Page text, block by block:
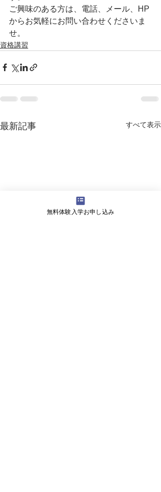
ご興味のある方は、電話、メール、HP
からお気軽にお問い合わせくださいま
せ。
資格講習
最新記事 すべて表示
無料体験入学お申し込み